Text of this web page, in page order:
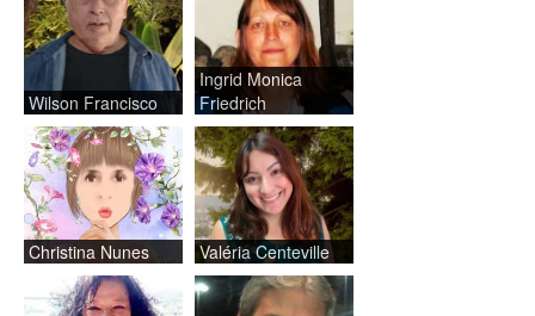
Wilson Francisco
Ingrid Monica
Friedrich
Christina Nunes Valéria Centeville